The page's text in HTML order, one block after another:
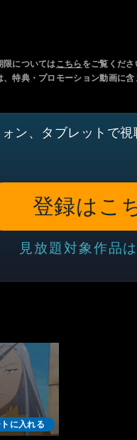
限についてはこちら をご覧くださ
特典・プロモーション動画に含
ン、タブレットで視
登録はこ
見放題対象作品は
に入れる